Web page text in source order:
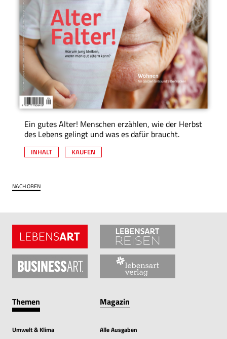
Ein gutes Alter! Menschen erzählen, wie der Herbst
des Lebens gelingt und was es dafür braucht.
INHALT KAUFEN
NACH OBEN
Themen
Umwelt & Klima
Magazin
Alle Ausgaben